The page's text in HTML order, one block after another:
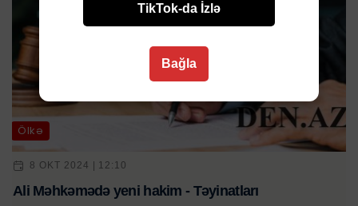
Ölkə
8 OKT 2024 | 12:10
Ali Məhkəmədə yeni hakim - Təyinatları
TikTok-da İzlə
Bağla